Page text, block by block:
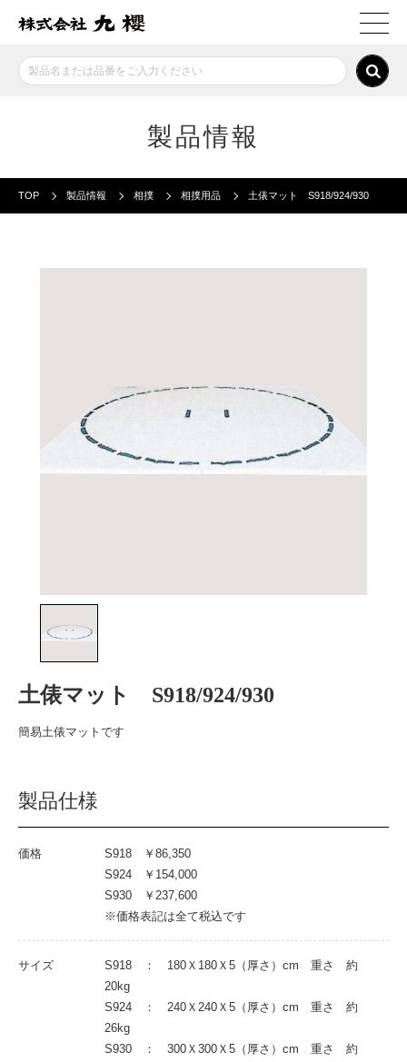
製品情報
TOP 製品情報 相撲 相撲用品 土俵マット S918/924/930
土俵マット S918/924/930
簡易土俵マットです
製品仕様
価格
S918 ￥86,350
S924 ￥154,000
S930 ￥237,600
※価格表記は全て税込です
サイズ
S918 ： 180Ｘ180Ｘ5（厚さ）cm 重さ 約
20kg
S924 ： 240Ｘ240Ｘ5（厚さ）cm 重さ 約
26kg
S930 ： 300Ｘ300Ｘ5（厚さ）cm 重さ 約